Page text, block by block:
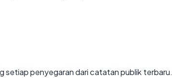
setiap penyegaran dari catatan publik terbaru.